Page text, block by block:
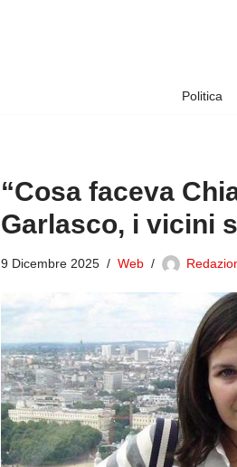
Politica
“Cosa faceva
Garlasco, i vicini
9 Dicembre 2025 Web